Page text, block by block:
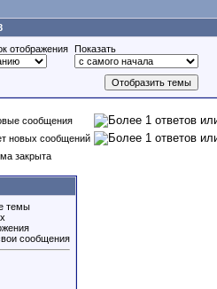
отображения Показать
сообщения
новых сообщений
закрыта
темы
сообщения